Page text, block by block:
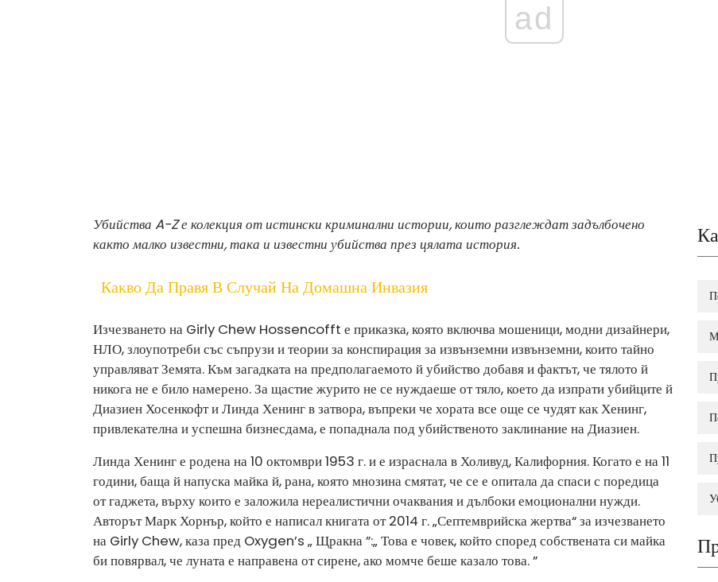
ad
Убийства A-Z е колекция от истински криминални истории, които разглеждат задълбочено
както малко известни, така и известни убийства през цялата история.
Какво Да Правя В Случай На Домашна Инвазия
Изчезването на Girly Chew Hossencofft е приказка, която включва мошеници, модни дизайнери,
НЛО, злоупотреби със съпрузи и теории за конспирация за извънземни извънземни, които тайно
управляват Земята. Към загадката на предполагаемото й убийство добавя и фактът, че тялото й
никога не е било намерено. За щастие журито не се нуждаеше от тяло, което да изпрати убийците й
Диазиен Хосенкофт и Линда Хенинг в затвора, въпреки че хората все още се чудят как Хенинг,
привлекателна и успешна бизнесдама, е попаднала под убийственото заклинание на Диазиен.
Линда Хенинг е родена на 10 октомври 1953 г. и е израснала в Холивуд, Калифорния. Когато е на 11
години, баща й напуска майка й, рана, която мнозина смятат, че се е опитала да спаси с поредица
от гаджета, върху които е заложила нереалистични очаквания и дълбоки емоционални нужди.
Авторът Марк Хорнър, който е написал книгата от 2014 г. „Септемврийска жертва“ за изчезването
на Girly Chew, каза пред Oxygen’s „ Щракна ”:„ Това е човек, който според собствената си майка
би повярвал, че луната е направена от сирене, ако момче беше казало това. ”